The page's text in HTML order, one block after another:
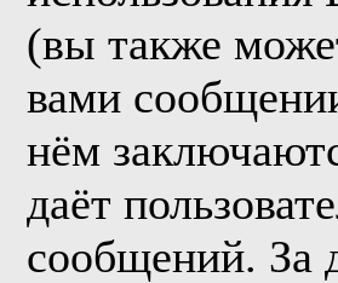
(вы также
вами
нём
даёт
сообщений. За